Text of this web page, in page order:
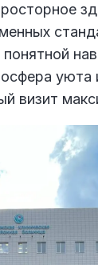
уюта
визит